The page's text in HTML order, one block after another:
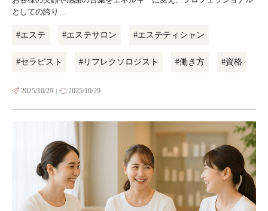
としての誇り…
#エステ #エステサロン #エステティシャン
#セラピスト #リフレクソロジスト #働き方 #資格
2025/10/29 | 2025/10/29